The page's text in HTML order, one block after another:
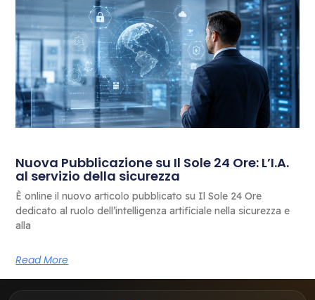
Nuova Pubblicazione su Il Sole 24 Ore: L’I.A.
al servizio della sicurezza
È online il nuovo articolo pubblicato su Il Sole 24 Ore
dedicato al ruolo dell’intelligenza artificiale nella sicurezza e
alla
Read More